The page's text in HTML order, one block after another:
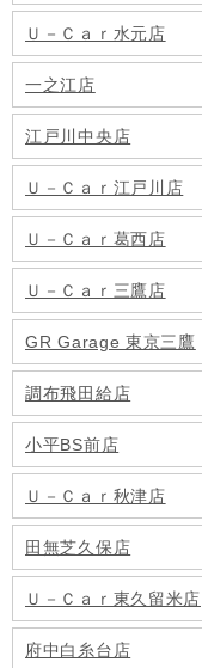
Ｕ－Ｃａｒ水元店
一之江店
江戸川中央店
Ｕ－Ｃａｒ江戸川店
Ｕ－Ｃａｒ葛西店
Ｕ－Ｃａｒ三鷹店
GR Garage 東京三鷹
調布飛田給店
小平BS前店
Ｕ－Ｃａｒ秋津店
田無芝久保店
Ｕ－Ｃａｒ東久留米店
府中白糸台店